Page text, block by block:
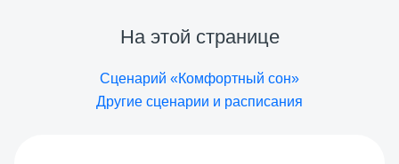
На этой странице
Сценарий «Комфортный сон»
Другие сценарии и расписания